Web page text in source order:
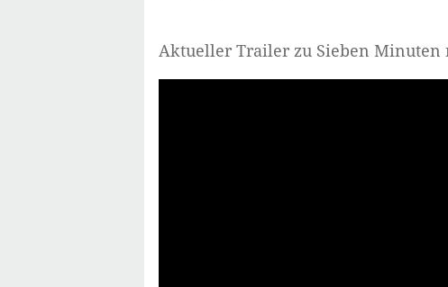
Aktueller Trailer zu Sieben Minuten